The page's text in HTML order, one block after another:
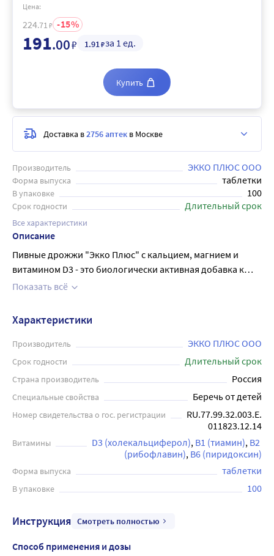
Производитель ЭККО ПЛЮС ООО
Форма выпуска таблетки
В упаковке 100
Срок годности Длительный срок
Все характеристики
Описание
Пивные дрожжи "Экко Плюс" с кальцием, магнием и
витамином D3 - это биологически активная добавка к
пище в виде таблеток со специфическим, свойственным
источник незаменимых аминокислот, витаминов группы
В, находящихся в легкодоступной органической форме,
стимулируют обмен веществ, регулируют деятельность
нервной системы, желудочно-кишечного тракта.
витаминов и минералов в «Пивных дрожжах Экко Плюс с
магнием, кальцием, витамином Д» представляет их как
сбалансированную добавку синергистов кальция,
содержащую магний и витамин Д. Соотношение магния и
кальция в препарате оптимально для усвоения, что
очень важно, т.к. магний может уменьшить усвояемость
кальция из кишечного тракта, при этом, однако, резкая
недостаточность магния может вызвать гипокальцемию.
нарушает всасывание кальция. Рекомендуется врослым и
еды. Перед применением рекомендуется
Показать всё
Цена:
224.71 ₽ 15
191.00₽ 1.91 ₽за 1 ед.
Купить
Доставка в2756 аптек в Москве
Характеристики
Производитель ЭККО ПЛЮС ООО
Срок годности Длительный срок
Страна производитель Россия
Специальные свойства Беречь от детей
Номер свидетельства о гос. регистрации
RU.77.99.32.003.E.
011823.12.14
Витамины D3 (холекальциферол) В1 (тиамин) В2
(рибофлавин) В6 (пиридоксин)
Форма выпуска таблетки
В упаковке 100
Инструкция Смотреть полностью
Способ применения и дозы